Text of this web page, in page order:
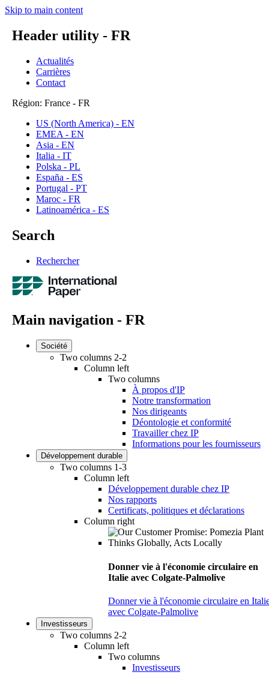
Skip to main content
Header utility - FR
Actualités
Carrières
Contact
Région: France - FR
US (North America) - EN
EMEA - EN
Asia - EN
Italia - IT
Polska - PL
España - ES
Portugal - PT
Maroc - FR
Latinoamérica - ES
Search
Rechercher
Main navigation - FR
Société
Two columns 2-2
Column left
Two columns
À propos d'IP
Notre transformation
Nos dirigeants
Déontologie et conformité
Travailler chez IP
Informations pour les fournisseurs
Développement durable
Two columns 1-3
Column left
Développement durable chez IP
Nos rapports
Certificats, politiques et déclarations
Column right
Donner vie à l'économie circulaire en
Italie avec Colgate-Palmolive
Donner vie à l'économie circulaire en
avec Colgate-Palmolive
Investisseurs
Two columns 2-2
Column left
Two columns
Investisseurs